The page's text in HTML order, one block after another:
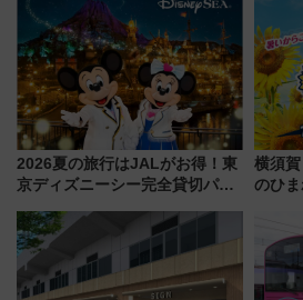
2026夏の旅行はJALがお得！東
京ディズニーシー完全貸切パー
ーン始まる 条件は「夏の国内
線に2回搭乗」
横須
のひ
帰り
7月